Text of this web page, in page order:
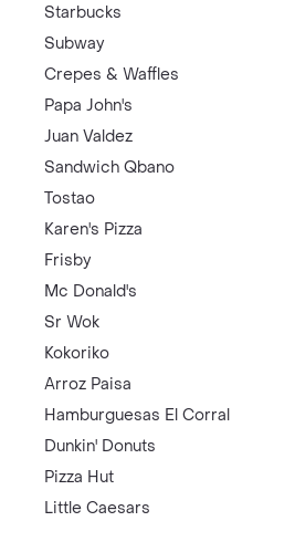
Starbucks
Subway
Crepes & Waffles
Papa John's
Juan Valdez
Sandwich Qbano
Tostao
Karen's Pizza
Frisby
Mc Donald's
Sr Wok
Kokoriko
Arroz Paisa
Hamburguesas El Corral
Dunkin' Donuts
Pizza Hut
Little Caesars